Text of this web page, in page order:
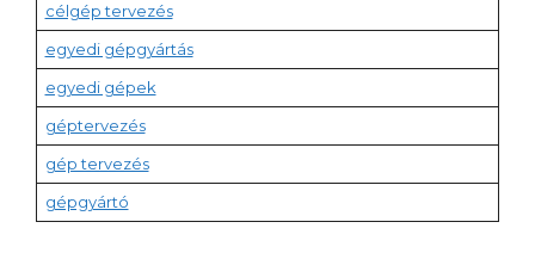
célgép tervezés
egyedi gépgyártás
egyedi gépek
géptervezés
gép tervezés
gépgyártó